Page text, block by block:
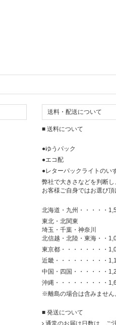
「クリスマス福袋」が大好評!
急遽、クリスマス福袋をお値打ち価
★クリスマスワンピースドレスセット
・販売期間:12月17日(月)～12月24日(
・販売場所:Merci&Co.ホームページ
・お値下げ商品と今回だけのセット
2018年12月11日
Instagramを更新しました!
miumiuのシンプルなコートです。
2018年11月26日
コーディネートブログ更新しました!
赤いドレスのご紹介をしております。
2018年11月20日
送料・配送について
■ 送料について
●ゆうパック
●エコ配
●レターパックライトのい
弊社で大きさなどを判断し
お客様ご自身ではお選び頂
北海道・九州・・・・・
東北・北関東
埼玉・千葉・神奈川
北信越・北陸・東海・・
東京都・・・・・・・・
近畿・・・・・・・・・
中国・四国・・・・・・
沖縄・・・・・・・・・
※離島の場合は含みません
■ 発送について
通常のお届け日数は、ご